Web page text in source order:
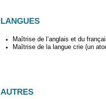
LANGUES
Maîtrise de l’anglais et du
Maîtrise de la langue crie (un
AUTRES